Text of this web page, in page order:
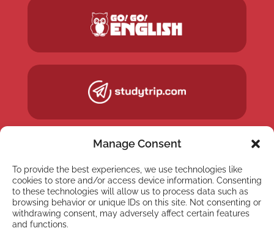
Manage Consent
To provide the best experiences, we use technologies like
cookies to store and/or access device information. Consenting
to these technologies will allow us to process data such as
browsing behavior or unique IDs on this site. Not consenting or
withdrawing consent, may adversely affect certain features
and functions.